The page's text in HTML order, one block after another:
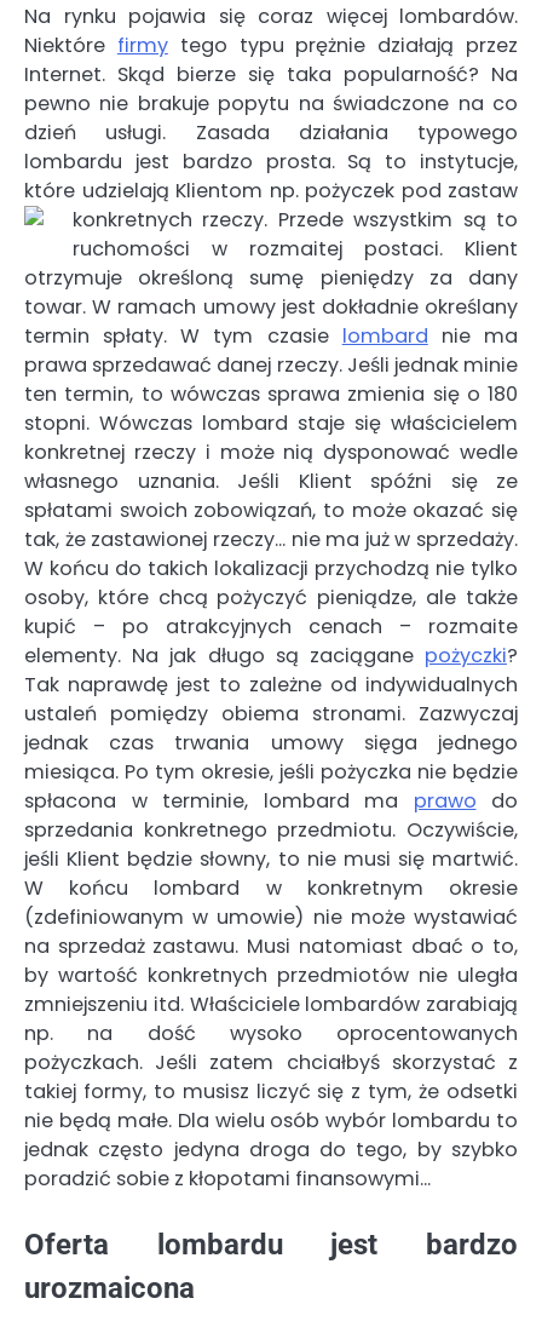
Na rynku pojawia się coraz więcej lombardów.
Niektóre firmytego typu prężnie działają przez
Internet. Skąd bierze się taka popularność? Na
pewno nie brakuje popytu na świadczone na co
dzień usługi. Zasada działania typowego
lombardu jest bardzo prosta. Są to instytucje,
które udzielają Klientom np. pożyczek pod zastaw
konkretnych rzeczy. Przede wszystkim są to
ruchomości w rozmaitej postaci. Klient
otrzymuje określoną sumę pieniędzy za dany
towar. W ramach umowy jest dokładnie określany
termin spłaty. W tym czasie lombard nie ma
prawa sprzedawać danej rzeczy. Jeśli jednak minie
ten termin, to wówczas sprawa zmienia się o 180
stopni. Wówczas lombard staje się właścicielem
konkretnej rzeczy i może nią dysponować wedle
własnego uznania. Jeśli Klient spóźni się ze
spłatami swoich zobowiązań, to może okazać się
tak, że zastawionej rzeczy… nie ma już w sprzedaży.
W końcu do takich lokalizacji przychodzą nie tylko
osoby, które chcą pożyczyć pieniądze, ale także
kupić – po atrakcyjnych cenach – rozmaite
elementy. Na jak długo są zaciągane pożyczki?
Tak naprawdę jest to zależne od indywidualnych
ustaleń pomiędzy obiema stronami. Zazwyczaj
jednak czas trwania umowy sięga jednego
miesiąca. Po tym okresie, jeśli pożyczka nie będzie
spłacona w terminie, lombard ma prawo do
sprzedania konkretnego przedmiotu. Oczywiście,
jeśli Klient będzie słowny, to nie musi się martwić.
W końcu lombard w konkretnym okresie
(zdefiniowanym w umowie) nie może wystawiać
na sprzedaż zastawu. Musi natomiast dbać o to,
by wartość konkretnych przedmiotów nie uległa
zmniejszeniu itd. Właściciele lombardów zarabiają
np. na dość wysoko oprocentowanych
pożyczkach. Jeśli zatem chciałbyś skorzystać z
takiej formy, to musisz liczyć się z tym, że odsetki
nie będą małe. Dla wielu osób wybór lombardu to
jednak często jedyna droga do tego, by szybko
poradzić sobie z kłopotami finansowymi…
Oferta lombardu jest bardzo
urozmaicona